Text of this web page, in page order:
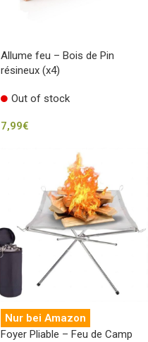
Allume feu – Bois de Pin
résineux (x4)
Out of stock
7,99€
Nur bei Amazon
Foyer Pliable – Feu de Camp